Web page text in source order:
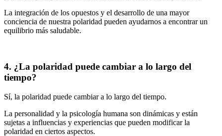
La integración de los opuestos y el desarrollo de una mayor
conciencia de nuestra polaridad pueden ayudarnos a encontrar un
equilibrio más saludable.
4. ¿La polaridad puede cambiar a lo largo del
tiempo?
Sí, la polaridad puede cambiar a lo largo del tiempo.
La personalidad y la psicología humana son dinámicas y están
sujetas a influencias y experiencias que pueden modificar la
polaridad en ciertos aspectos.